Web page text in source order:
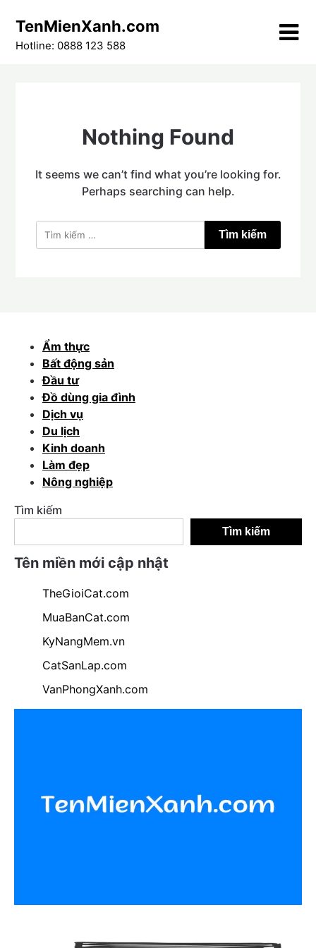
content
TenMienXanh.com
Hotline: 0888 123 588
Nothing Found
It seems we can’t find what you’re looking for.
Perhaps searching can help.
Tìm
kiếm
Ẩm thực
Bất động sản
Đầu tư
Đồ dùng gia đình
Dịch vụ
Du lịch
Kinh doanh
Làm đẹp
Nông nghiệp
Tìm kiếm
Tìm kiếm
Tên miền mới cập nhật
TheGioiCat.com
MuaBanCat.com
KyNangMem.vn
CatSanLap.com
VanPhongXanh.com